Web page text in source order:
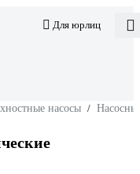
Для юрлиц
насосы /